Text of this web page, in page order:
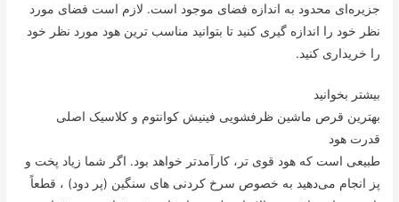
جزیره‌ای محدود به اندازه فضای موجود است. لازم است فضای مورد
نظر خود را اندازه گیری کنید تا بتوانید مناسب ترین هود مورد نظر خود
را خریداری کنید.
بیشتر بخوانید
بهترین قرص ماشین ظرفشویی فینیش کوانتوم و کلاسیک اصلی
قدرت هود
طبیعی است که هود قوی تر، کارآمدتر خواهد بود. اگر شما زیاد پخت و
پز انجام می‌دهید به خصوص سرخ کردنی های سنگین (پر دود) ، قطعاً